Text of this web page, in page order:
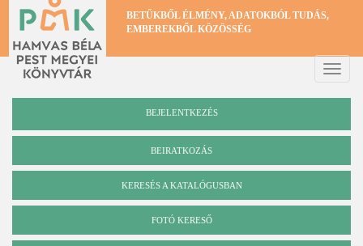
Ugrás
tartalomra
BETŰKBŐL ÉLMÉNY, ADATOKBÓL TUDÁS,
EMBEREKBŐL KÖZÖSSÉG
Toggle
BEJELENTKEZÉS
BEIRATKOZÁS
Katalógus
KERESÉS A KATALÓGUSBAN
FOTÓ KERESŐ